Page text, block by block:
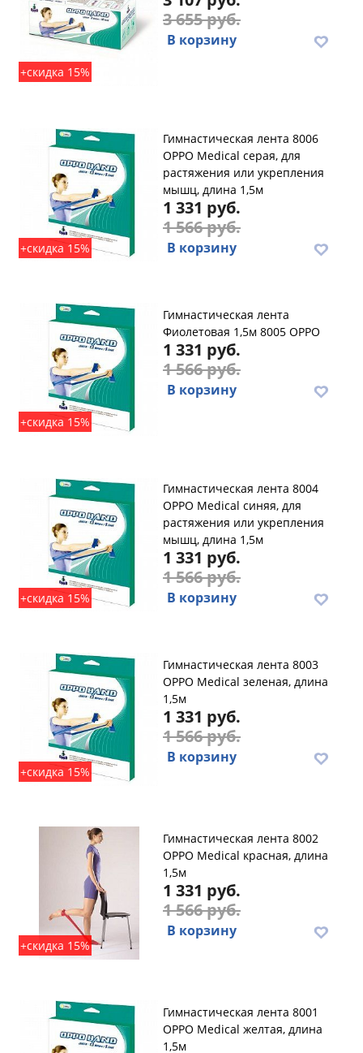
+скидка 15%
3 655 руб.
В корзину
+скидка 15%
Гимнастическая лента 8006
OPPO Medical серая, для
растяжения или укрепления
мышц, длина 1,5м
1 331 руб.
1 566 руб.
В корзину
+скидка 15%
Гимнастическая лента
Фиолетовая 1,5м 8005 OPPO
1 331 руб.
1 566 руб.
В корзину
+скидка 15%
Гимнастическая лента 8004
OPPO Medical синяя, для
растяжения или укрепления
мышц, длина 1,5м
1 331 руб.
1 566 руб.
В корзину
+скидка 15%
Гимнастическая лента 8003
OPPO Medical зеленая, длина
1,5м
1 331 руб.
1 566 руб.
В корзину
+скидка 15%
Гимнастическая лента 8002
OPPO Medical красная, длина
1,5м
1 331 руб.
1 566 руб.
В корзину
Гимнастическая лента 8001
OPPO Medical желтая, длина
1,5м